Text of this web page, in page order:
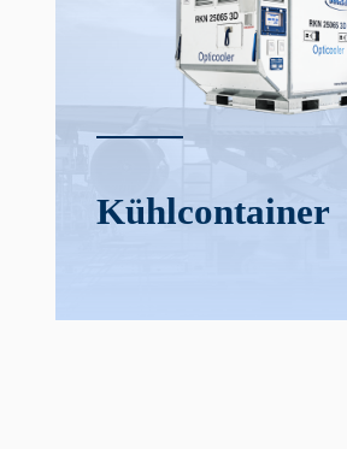
Kühl­­container